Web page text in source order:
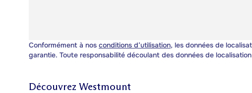
Conformément à nos conditions d’utilisation, les données de
garantie. Toute responsabilité découlant des données de
Découvrez Westmount